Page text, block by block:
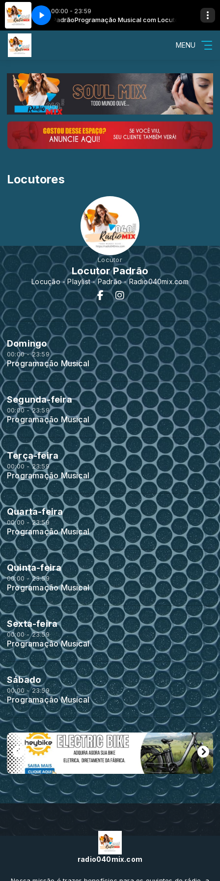
00:00 - 23:59
Locutor PadrãoProgramação Musical com Locutor Padrão
Tinashe - Radio040mixBritney Spears - Slumber Party - feat.
MENU
Locutores
Locutor
Locutor Padrão
Locução - Playlist - Padrão - Radio040mix.com
Domingo
00:00 - 23:59
Programação Musical
Segunda-feira
00:00 - 23:59
Programação Musical
Terça-feira
00:00 - 23:59
Programação Musical
Quarta-feira
00:00 - 23:59
Programação Musical
Quinta-feira
00:00 - 23:59
Programação Musical
Sexta-feira
00:00 - 23:59
Programação Musical
Sábado
00:00 - 23:59
Programação Musical
radio040mix.com